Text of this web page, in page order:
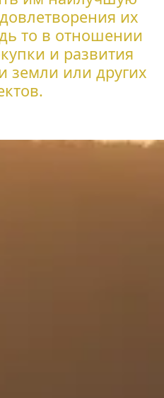
их
то в отношении
и развития
земли или других